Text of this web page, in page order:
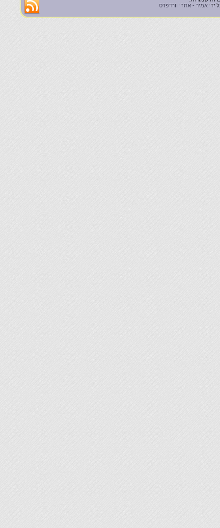
ידי אמיר - אתרי וורדפרס